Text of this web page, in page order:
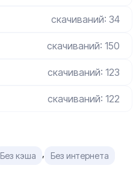
скачиваний: 34
скачиваний: 150
скачиваний: 123
скачиваний: 122
Без кэша , Без интернета